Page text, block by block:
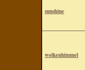
sunshine
wolkenhimmel